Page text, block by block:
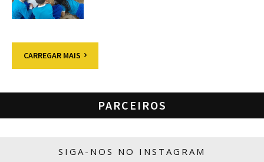
CARREGAR MAIS
PARCEIROS
SIGA-NOS NO INSTAGRAM